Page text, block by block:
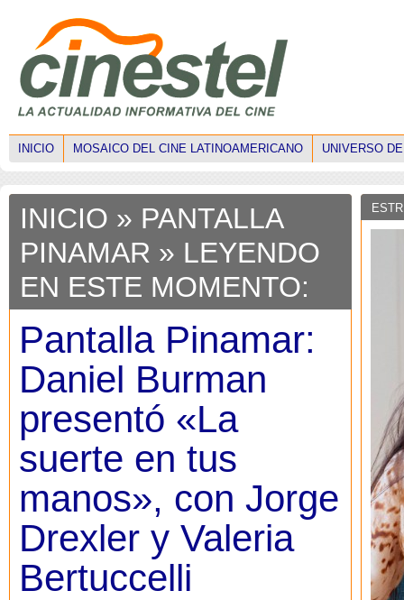
INICIO MOSAICO DEL CINE LATINOAMERICANO UNIVERSO
INICIO » PANTALLA
PINAMAR » LEYENDO
EN ESTE MOMENTO:
Pantalla Pinamar:
Daniel Burman
presentó «La
suerte en tus
manos», con Jorge
Drexler y Valeria
Bertuccelli